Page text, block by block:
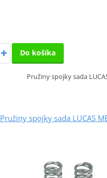
Do košíka
Pružiny spojky sada
Pružiny spojky sada LUCAS